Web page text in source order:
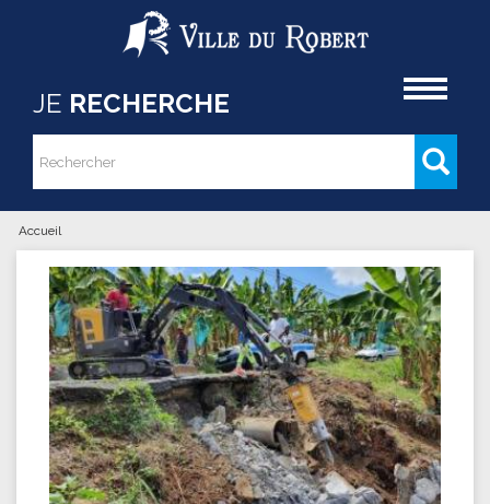
Aller au contenu principal
JE RECHERCHE
Formulaire de recherche
Rechercher
Vous êtes ici
Accueil